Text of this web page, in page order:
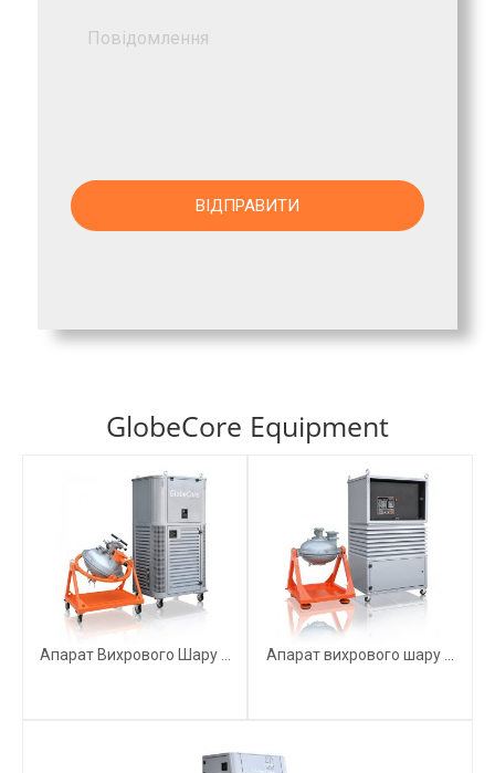
GlobeCore Equipment
Апарат Вихрового Шару ... Апарат вихрового шару ...